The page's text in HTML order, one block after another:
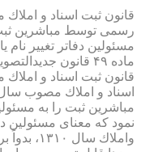
مسئولین دفاتر تغییر نام
مباشرین ثبت را به
واملاك